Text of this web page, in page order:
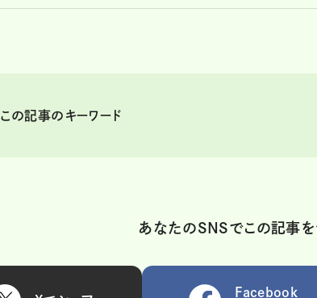
この記事のキーワード
あなたのSNSでこの記事を
Facebook